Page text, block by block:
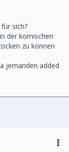
sich?
der komischen
zu können
jemanden added